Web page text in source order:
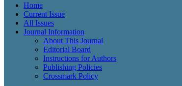
Home
Current Issue
All Issues
Journal Information
About This Journal
Editorial Board
Instructions for Authors
Publishing Policies
Crossmark Policy